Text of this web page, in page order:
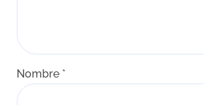
Nombre *